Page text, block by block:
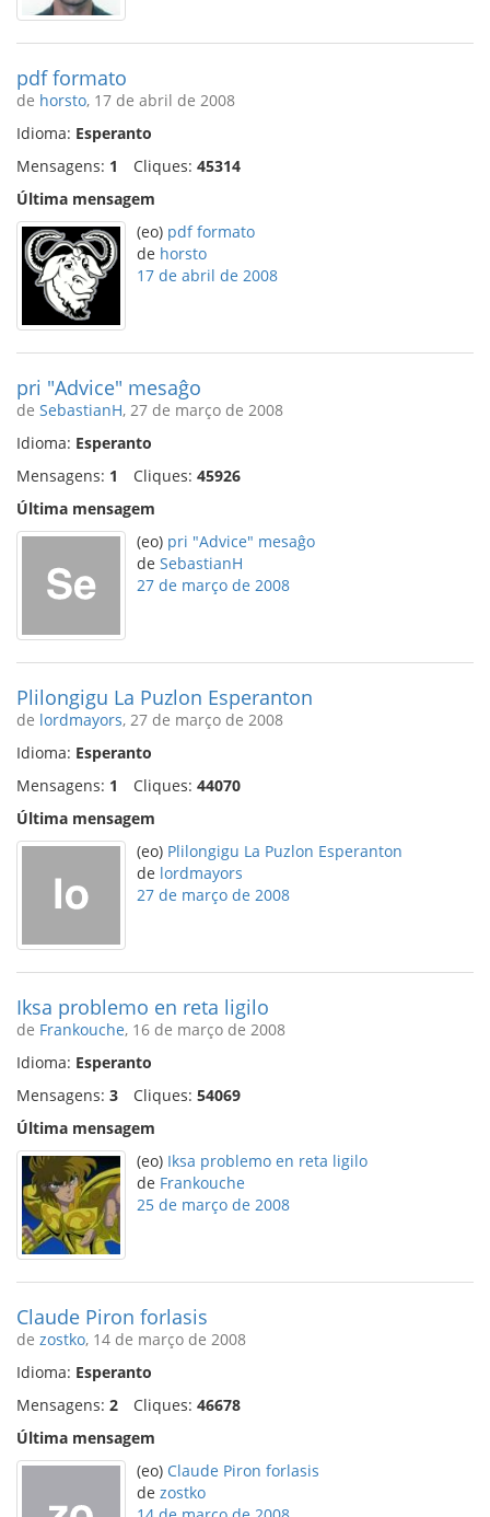
pdf formato
de horsto, 17 de abril de 2008
Idioma: Esperanto
Mensagens: 1 Cliques: 45314
Última mensagem
(eo) pdf formato
de horsto
17 de abril de 2008
pri "Advice" mesaĝo
de SebastianH, 27 de março de 2008
Idioma: Esperanto
Mensagens: 1 Cliques: 45926
Última mensagem
(eo) pri "Advice" mesaĝo
de SebastianH
27 de março de 2008
Plilongigu La Puzlon Esperanton
de lordmayors, 27 de março de 2008
Idioma: Esperanto
Mensagens: 1 Cliques: 44070
Última mensagem
(eo) Plilongigu La Puzlon Esperanton
de lordmayors
27 de março de 2008
Iksa problemo en reta ligilo
de Frankouche, 16 de março de 2008
Idioma: Esperanto
Mensagens: 3 Cliques: 54069
Última mensagem
(eo) Iksa problemo en reta ligilo
de Frankouche
25 de março de 2008
Claude Piron forlasis
de zostko, 14 de março de 2008
Idioma: Esperanto
Mensagens: 2 Cliques: 46678
Última mensagem
(eo) Claude Piron forlasis
de zostko